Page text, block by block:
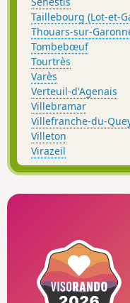
Taillebourg (Lot-et-
Thouars-sur-
Tombebœuf
Tourtrès
Varès
Verteuil-d'Agenais
Villebramar
Villefranche-du-
Villeton
Virazeil